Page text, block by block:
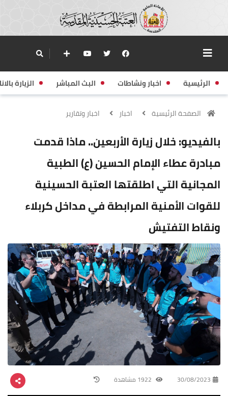
الرئيسية اخبار ونشاطات البث المباشر الزيارة
الصفحة الرئيسية اخبار اخبار وتقارير
بالفيديو: خلال زيارة الأربعين.. ماذا قدمت
مبادرة عطاء الإمام الحسين (ع) الطبية
المجانية التي اطلقتها العتبة الحسينية
للقوات الأمنية المرابطة في مداخل كربلاء
ونقاط التفتيش
30/08/2023